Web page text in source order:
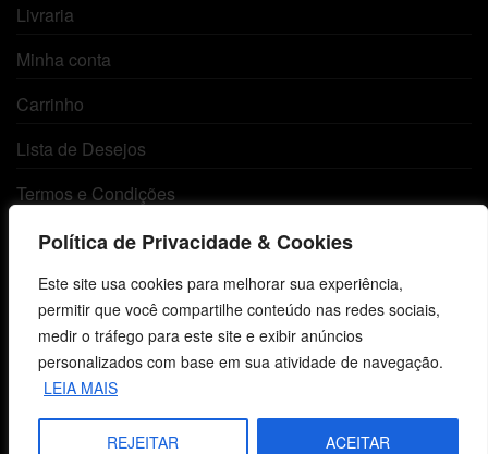
Política de Privacidade & Cookies
Este site usa cookies para melhorar sua experiência,
permitir que você compartilhe conteúdo nas redes sociais,
medir o tráfego para este site e exibir anúncios
personalizados com base em sua atividade de navegação.
LEIA MAIS
REJEITAR ACEITAR
Livraria
Minha conta
Carrinho
Lista de Desejos
Termos e Condições
CNPJ: 29.832.607/0001-10
São Leopoldo, RS, Brasil
Fale Conosco